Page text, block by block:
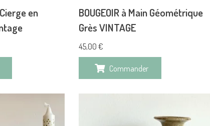
en
BOUGEOIR à Main Géométrique
Grès VINTAGE
45,00€
Commander